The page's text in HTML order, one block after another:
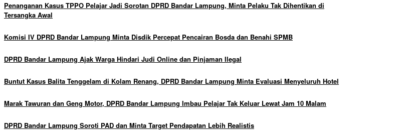
Penanganan Kasus TPPO Pelajar Jadi Sorotan DPRD Bandar Lampung, Minta Pelaku Tak Dihentikan di
Tersangka Awal
Komisi IV DPRD Bandar Lampung Minta Disdik Percepat Pencairan Bosda dan Benahi SPMB
DPRD Bandar Lampung Ajak Warga Hindari Judi Online dan Pinjaman Ilegal
Buntut Kasus Balita Tenggelam di Kolam Renang, DPRD Bandar Lampung Minta Evaluasi Menyeluruh Hotel
Marak Tawuran dan Geng Motor, DPRD Bandar Lampung Imbau Pelajar Tak Keluar Lewat Jam 10 Malam
DPRD Bandar Lampung Soroti PAD dan Minta Target Pendapatan Lebih Realistis